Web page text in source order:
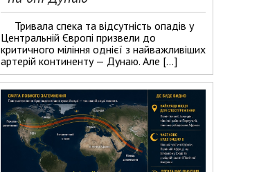
Тривала спека та відсутність опадів у
Центральній Європі призвели до
критичного міління однієї з найважливіших
артерій континенту — Дунаю. Але […]